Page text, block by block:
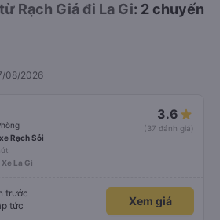
Rạch Giá đi La Gi: 2 chuyến
08/2026
3.6
(37 đánh giá)
Rạch Sỏi
La Gi
trước
tức
Xem giá